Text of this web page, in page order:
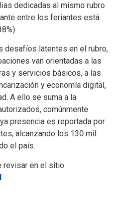
dedicadas al mismo rubro
entre los feriantes está
desafíos latentes en el rubro,
van orientadas a las
y servicios básicos, a las
y economía digital,
A ello se suma a la
comúnmente
presencia es reportada por
alcanzando los 130 mil
el país.
revisar en el sitio
.